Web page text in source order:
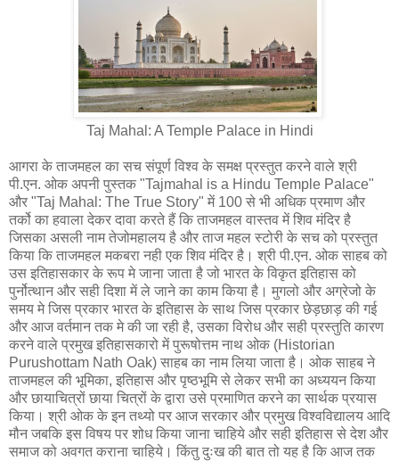
Taj Mahal: A Temple Palace in Hindi
आगरा के ताजमहल का सच संपूर्ण विश्व के समक्ष प्रस्तुत करने वाले श्री
पी.एन. ओक अपनी पुस्तक "Tajmahal is a Hindu Temple Palace"
और "Taj Mahal: The True Story" में 100 से भी अधिक प्रमाण और
तर्को का हवाला देकर दावा करते हैं कि ताजमहल वास्तव में शिव मंदिर है
जिसका असली नाम तेजोमहालय है और ताज महल स्टोरी के सच को प्रस्तुत
किया कि ताजमहल मकबरा नही एक शिव मंदिर है। श्री पी.एन. ओक साहब को
उस इतिहासकार के रूप मे जाना जाता है जो भारत के विकृत इतिहास को
पुर्नोत्थान और सही दिशा में ले जाने का काम किया है। मुगलो और अग्रेजो के
समय मे जिस प्रकार भारत के इतिहास के साथ जिस प्रकार छेड़छाड़ की गई
और आज वर्तमान तक मे की जा रही है, उसका विरोध और सही प्रस्तुति कारण
करने वाले प्रमुख इतिहासकारो में पुरूषोत्तम नाथ ओक (Historian
Purushottam Nath Oak) साहब का नाम लिया जाता है। ओक साहब ने
ताजमहल की भूमिका, इतिहास और पृष्ठभूमि से लेकर सभी का अध्ययन किया
और छायाचित्रों छाया चित्रों के द्वारा उसे प्रमाणित करने का सार्थक प्रयास
किया। श्री ओक के इन तथ्यो पर आज सरकार और प्रमुख विश्वविद्यालय आदि
मौन जबकि इस विषय पर शोध किया जाना चाहिये और सही इतिहास से देश और
समाज को अवगत कराना चाहिये। किंतु दुःख की बात तो यह है कि आज तक